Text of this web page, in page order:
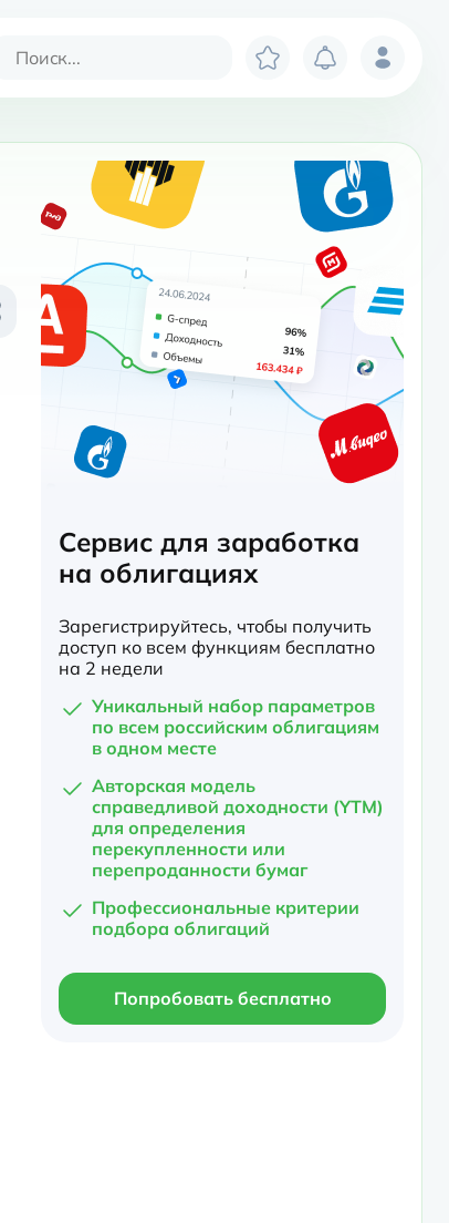
Сервис для заработка
на облигациях
Зарегистрируйтесь, чтобы получить
доступ ко всем функциям бесплатно
на 2 недели
Уникальный набор параметров
по всем российским облигациям
в одном месте
Авторская модель
справедливой доходности (YTM)
для определения
перекупленности или
перепроданности бумаг
Профессиональные критерии
подбора облигаций
Попробовать бесплатно